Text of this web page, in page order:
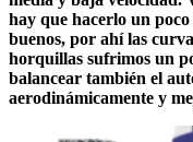
hay que hacerlo un
buenos, por ahí las
horquillas sufrimos un
balancear también el
aerodinámicamente y